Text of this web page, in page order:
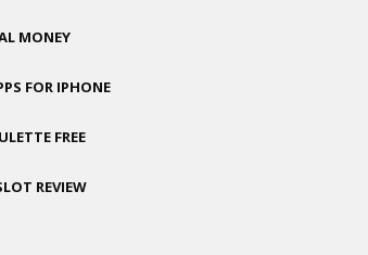
MONEY
FOR IPHONE
FREE
REVIEW